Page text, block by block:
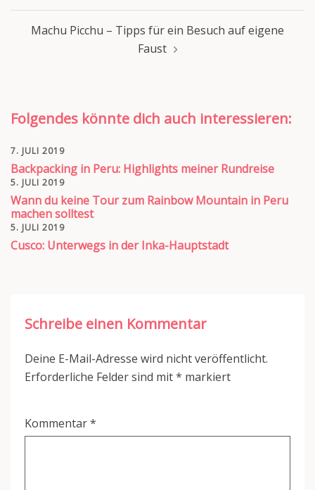
Machu Picchu – Tipps für ein Besuch auf eigene
Faust
Folgendes könnte dich auch interessieren:
7. JULI 2019
Backpacking in Peru: Highlights meiner Rundreise
5. JULI 2019
Wann du keine Tour zum Rainbow Mountain in Peru
machen solltest
5. JULI 2019
Cusco: Unterwegs in der Inka-Hauptstadt
Schreibe einen Kommentar
Deine E-Mail-Adresse wird nicht veröffentlicht.
Erforderliche Felder sind mit* markiert
Kommentar*